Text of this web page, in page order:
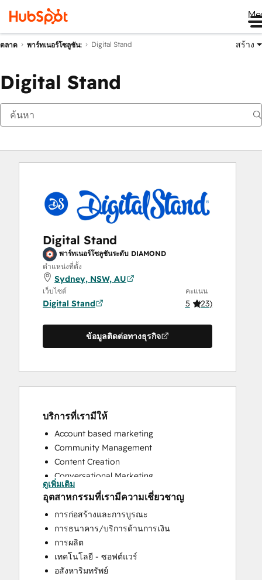
ตลาด พาร์ทเนอร์โซลูชัน: Digital Stand สร้าง
Digital Stand
Digital Stand
พาร์ทเนอร์โซลูชันระดับ DIAMOND
ตำแหน่งที่ตั้ง
Sydney, NSW, AU
เว็บไซต์
Digital Stand
คะแนน
5 (23)
ข้อมูลติดต่อทางธุรกิจ
บริการที่เรามีให้
Account based marketing
Community Management
Content Creation
Conversational Marketing
CRM Implementation
CRM Migration
Custom API Integrations
Customer Marketing
Customer Success Training
Email Marketing
Full Inbound Marketing Services
ดูเพิ่มเติม
อุตสาหกรรมที่เรามีความเชี่ยวชาญ
การก่อสร้างและการบูรณะ
การธนาคาร/บริการด้านการเงิน
การผลิต
เทคโนโลยี - ซอฟต์แวร์
อสังหาริมทรัพย์